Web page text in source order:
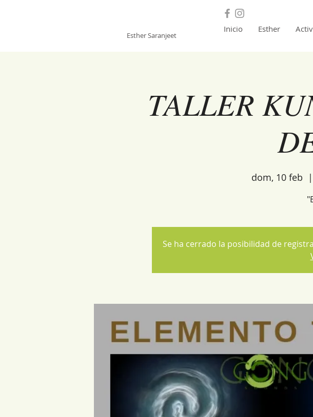
Esther Saranjeet
Inicio Esther
TALLER
dom, 10 feb
  |
Se ha cerrado la posibilidad de